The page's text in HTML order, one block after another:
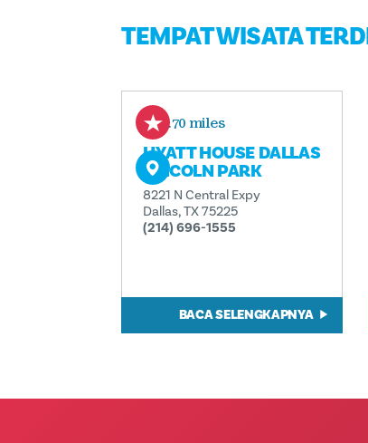
TEMPAT WISATA
0.70 miles
HYATT HOUSE DALLAS
LINCOLN PARK
8221 N Central Expy
Dallas, TX 75225
(214) 696-1555
BACA SELENGKAPNYA